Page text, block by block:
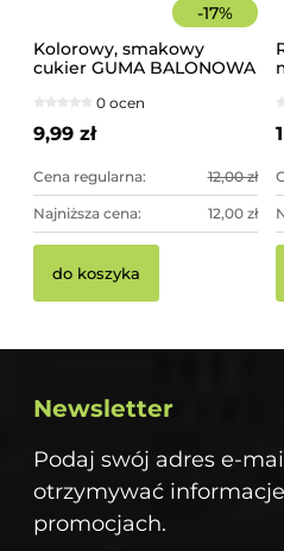
-17%
Kolorowy, smakowy
cukier GUMA BALONOWA
0 ocen
9,99 zł
Cena regularna: 12,00 zł
Najniższa cena: 12,00 zł
do koszyka
Newsletter
Podaj swój adres e-
otrzymywać
promocjach.